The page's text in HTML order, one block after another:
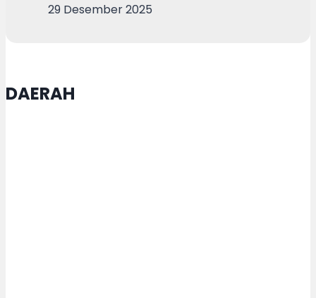
29 Desember 2025
DAERAH